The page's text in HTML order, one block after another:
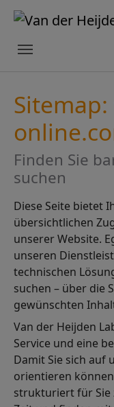
Skip to main content
Skip to page footer
Finden Sie
suchen
Diese Seite bietet
übersichtlichen
unserer Website.
unseren
technischen
suchen – über die
gewünschten
Van der Heijden
Service und eine
Damit Sie sich auf
orientieren
strukturiert für Sie